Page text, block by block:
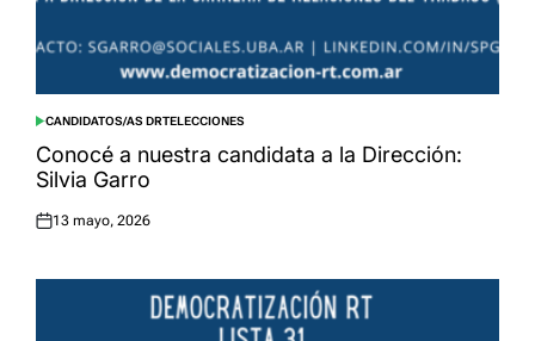
POSTED
IN
CANDIDATOS/AS DRTELECCIONES
Conocé a nuestra candidata a la Dirección:
Silvia Garro
Posted
13 mayo, 2026